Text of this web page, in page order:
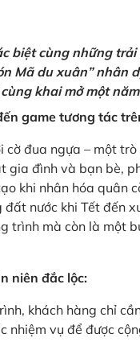
biệt cùng những
Mã du xuân” nhân
khai mở một
game tương tác
cờ đua ngựa – một
gia đình và bạn bè,
khi nhân hóa quân
đất nước khi Tết đến
trình mà còn là một
niên đắc lộc:
khách hàng chỉ
nhiệm vụ để được